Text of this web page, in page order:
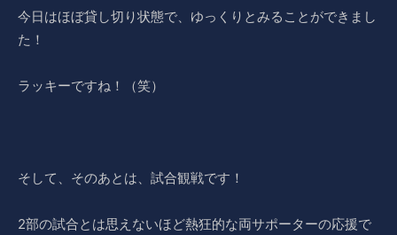
今日はほぼ貸し切り状態で、ゆっくりとみることができまし
た！
ラッキーですね！（笑）
そして、そのあとは、試合観戦です！
2部の試合とは思えないほど熱狂的な両サポーターの応援で